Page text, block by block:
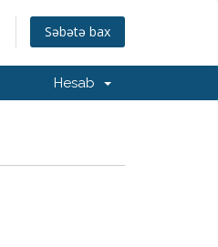
Səbətə bax
Hesab